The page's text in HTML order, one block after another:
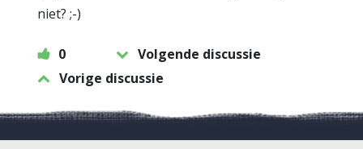
niet? ;-)
0
Volgende discussie
Vorige discussie